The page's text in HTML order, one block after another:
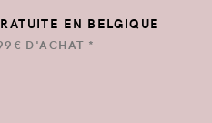
EN BELGIQUE
D'ACHAT *